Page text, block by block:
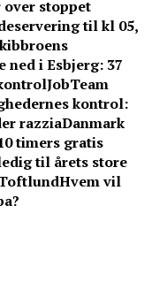
stoppet
til kl 05,
ned i Esbjerg: 37
JobTeam
kontrol:
razziaDanmark
timers gratis
til årets store
Hvem vil